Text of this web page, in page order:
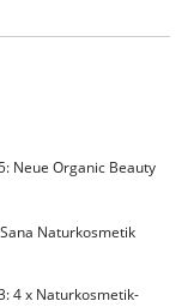
Neue Organic Beauty
Naturkosmetik
4 x Naturkosmetik-